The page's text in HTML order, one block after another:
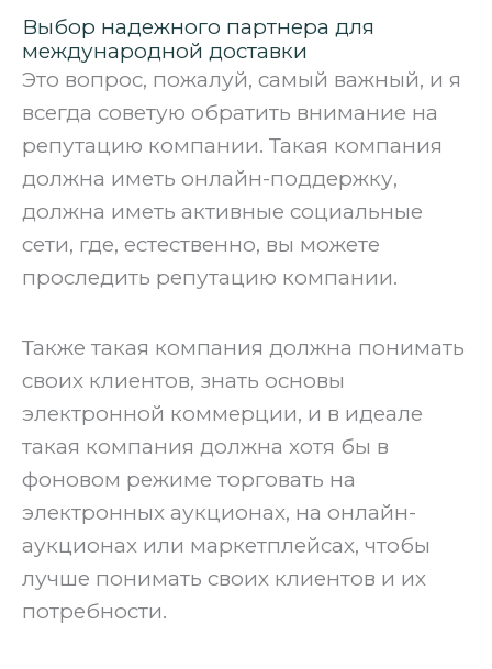
Выбор надежного партнера для
международной доставки
Это вопрос, пожалуй, самый важный, и я
всегда советую обратить внимание на
репутацию компании. Такая компания
должна иметь онлайн-поддержку,
должна иметь активные социальные
сети, где, естественно, вы можете
проследить репутацию компании.
‍Также такая компания должна понимать
своих клиентов, знать основы
электронной коммерции, и в идеале
такая компания должна хотя бы в
фоновом режиме торговать на
электронных аукционах, на онлайн-
аукционах или маркетплейсах, чтобы
лучше понимать своих клиентов и их
потребности.